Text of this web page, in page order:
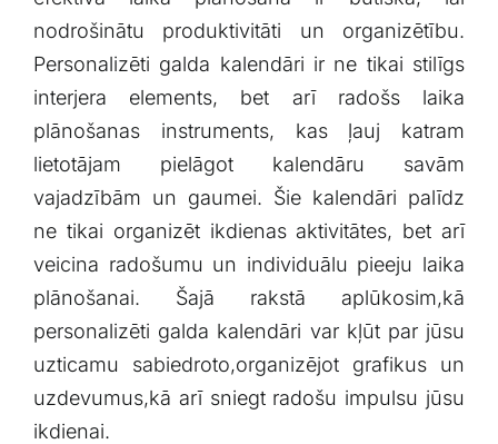
nodrošinātu produktivitāti un organizētību.
Personalizēti galda kalendāri ir ne tikai⁣ stilīgs
interjera ‍elements, ⁤bet arī radošs laika
plānošanas‍ instruments, kas ‌ļauj katram
⁤lietotājam pielāgot kalendāru⁣ savām
vajadzībām un ‌gaumei.⁢ Šie kalendāri palīdz
ne tikai organizēt ikdienas aktivitātes, bet ⁣arī
veicina radošumu un individuālu ‍pieeju laika
plānošanai. Šajā rakstā aplūkosim,kā
⁢personalizēti galda kalendāri var kļūt ‌par jūsu
uzticamu ‍sabiedroto,organizējot ‍grafikus un
uzdevumus,kā arī sniegt radošu impulsu jūsu
ikdienai.